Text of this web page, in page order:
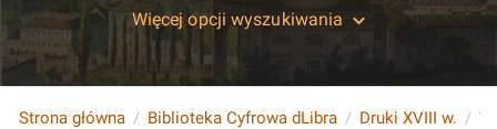
Więcej opcji wyszukiwania
Strona główna Biblioteka Cyfrowa dLibra Druki XVIII w.